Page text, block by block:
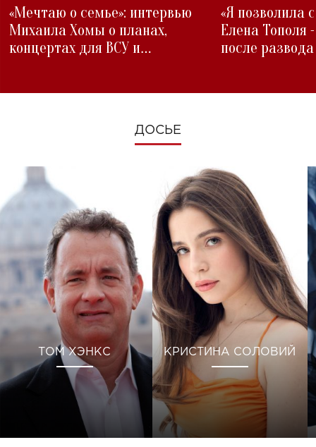
«Мечтаю о семье»: интервью
Михаила Хомы о планах,
концертах для ВСУ и
«Я позволила
Елена Тополя
после развода
ДОСЬЕ
ТОМ ХЭНКС КРИСТИНА СОЛОВИЙ